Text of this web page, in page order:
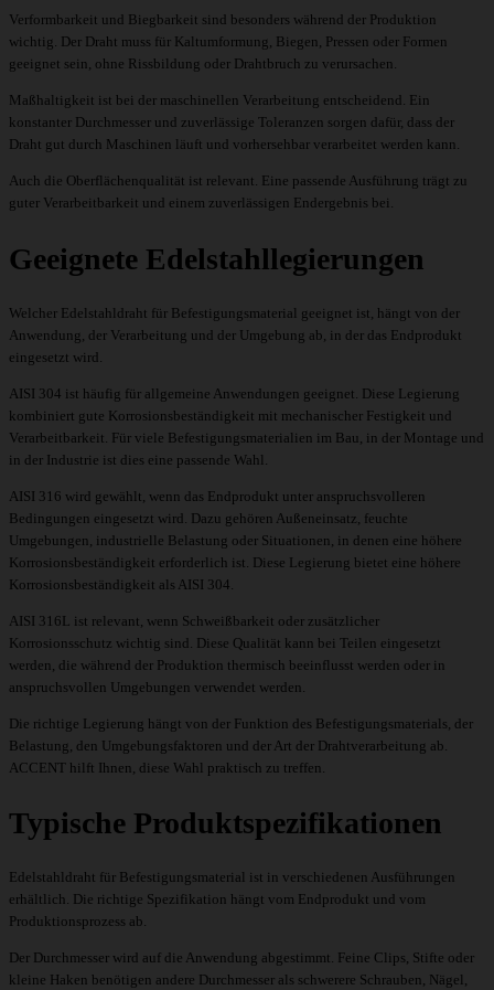
Verformbarkeit und Biegbarkeit sind besonders während der Produktion
wichtig. Der Draht muss für Kaltumformung, Biegen, Pressen oder Formen
geeignet sein, ohne Rissbildung oder Drahtbruch zu verursachen.
Maßhaltigkeit ist bei der maschinellen Verarbeitung entscheidend. Ein
konstanter Durchmesser und zuverlässige Toleranzen sorgen dafür, dass der
Draht gut durch Maschinen läuft und vorhersehbar verarbeitet werden kann.
Auch die Oberflächenqualität ist relevant. Eine passende Ausführung trägt zu
guter Verarbeitbarkeit und einem zuverlässigen Endergebnis bei.
Geeignete Edelstahllegierungen
Welcher Edelstahldraht für Befestigungsmaterial geeignet ist, hängt von der
Anwendung, der Verarbeitung und der Umgebung ab, in der das Endprodukt
eingesetzt wird.
AISI 304 ist häufig für allgemeine Anwendungen geeignet. Diese Legierung
kombiniert gute Korrosionsbeständigkeit mit mechanischer Festigkeit und
Verarbeitbarkeit. Für viele Befestigungsmaterialien im Bau, in der Montage und
in der Industrie ist dies eine passende Wahl.
AISI 316 wird gewählt, wenn das Endprodukt unter anspruchsvolleren
Bedingungen eingesetzt wird. Dazu gehören Außeneinsatz, feuchte
Umgebungen, industrielle Belastung oder Situationen, in denen eine höhere
Korrosionsbeständigkeit erforderlich ist. Diese Legierung bietet eine höhere
Korrosionsbeständigkeit als AISI 304.
AISI 316L ist relevant, wenn Schweißbarkeit oder zusätzlicher
Korrosionsschutz wichtig sind. Diese Qualität kann bei Teilen eingesetzt
werden, die während der Produktion thermisch beeinflusst werden oder in
anspruchsvollen Umgebungen verwendet werden.
Die richtige Legierung hängt von der Funktion des Befestigungsmaterials, der
Belastung, den Umgebungsfaktoren und der Art der Drahtverarbeitung ab.
ACCENT hilft Ihnen, diese Wahl praktisch zu treffen.
Typische Produktspezifikationen
Edelstahldraht für Befestigungsmaterial ist in verschiedenen Ausführungen
erhältlich. Die richtige Spezifikation hängt vom Endprodukt und vom
Produktionsprozess ab.
Der Durchmesser wird auf die Anwendung abgestimmt. Feine Clips, Stifte oder
kleine Haken benötigen andere Durchmesser als schwerere Schrauben, Nägel,